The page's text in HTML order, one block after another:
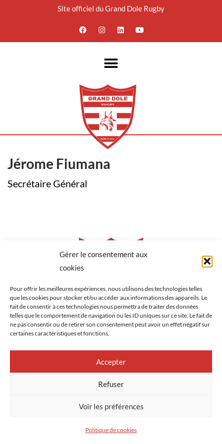
Gérer le consentement aux
cookies
Pour offrir les meilleures expériences, nous utilisons des technologies telles
que les cookies pour stocker et/ou accéder aux informations des appareils. Le
fait de consentir à ces technologies nous permettra de traiter des données
telles que le comportement de navigation ou les ID uniques sur ce site. Le fait de
ne pas consentir ou de retirer son consentement peut avoir un effet négatif sur
certaines caractéristiques et fonctions.
Accepter
Refuser
Voir les préférences
Politique de cookies
au
Site officiel du Grand Dole Rugby
Jérome Fiumana
Secrétaire Général